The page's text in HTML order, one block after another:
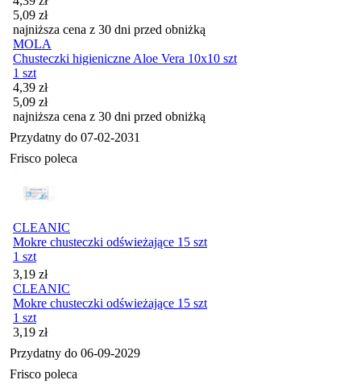
5,09 zł
najniższa cena z 30 dni przed obniżką
MOLA
Chusteczki higieniczne Aloe Vera 10x10 szt
1 szt
Cena promocyjna
4,39 zł
5,09 zł
najniższa cena z 30 dni przed obniżką
Przydatny do 07-02-2031
Frisco poleca
CLEANIC
Mokre chusteczki odświeżające 15 szt
1 szt
Cena
3,19 zł
CLEANIC
Mokre chusteczki odświeżające 15 szt
1 szt
Cena
3,19 zł
Przydatny do 06-09-2029
Frisco poleca